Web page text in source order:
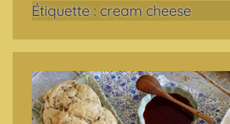
Étiquette : cream cheese